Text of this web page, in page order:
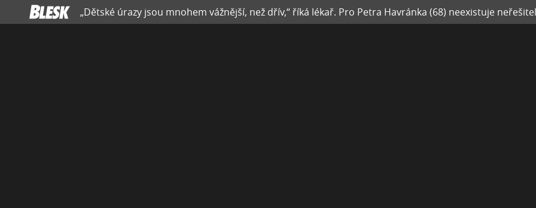
„Dětské úrazy jsou mnohem vážnější, než dřív,“ říká lékař. Pro Petra Havránka (68) neexistuje